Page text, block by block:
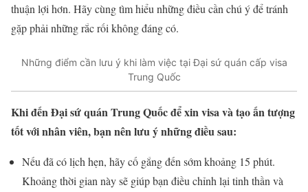
thuận lợi hơn. Hãy cùng tìm hiểu những điều cần chú ý để tránh
gặp phải những rắc rối không đáng có.
Những điểm cần lưu ý khi làm việc tại Đại sứ quán cấp visa
Trung Quốc
Khi đến Đại sứ quán Trung Quốc để xin visa và tạo ấn tượng
tốt với nhân viên, bạn nên lưu ý những điều sau:
Nếu đã có lịch hẹn, hãy cố gắng đến sớm khoảng 15 phút.
Khoảng thời gian này sẽ giúp bạn điều chỉnh lại tinh thần và